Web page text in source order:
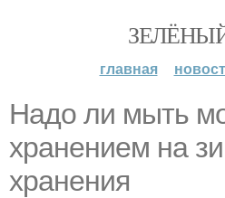
главная
Надо ли мыть
хранением на
хранения